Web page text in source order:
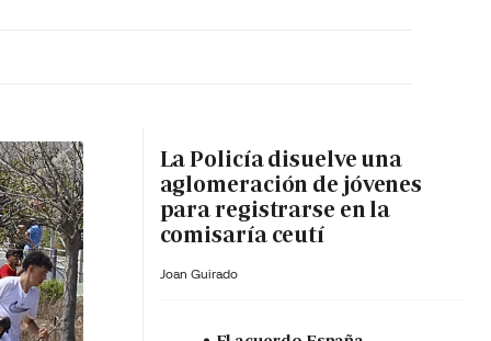
La Policía disuelve una
aglomeración de jóvenes
para registrarse en la
comisaría ceutí
Joan Guirado